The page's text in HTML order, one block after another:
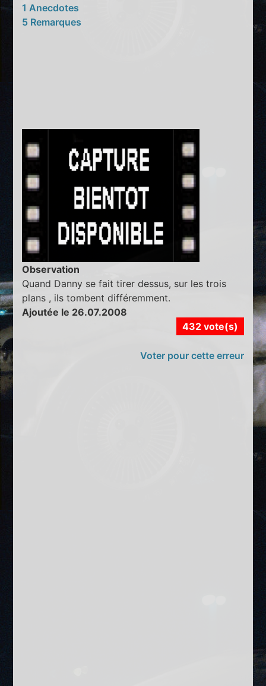
1 Anecdotes
5 Remarques
Observation
Quand Danny se fait tirer dessus, sur les trois
plans , ils tombent différemment.
Ajoutée le 26.07.2008
432 vote(s)
Voter pour cette erreur